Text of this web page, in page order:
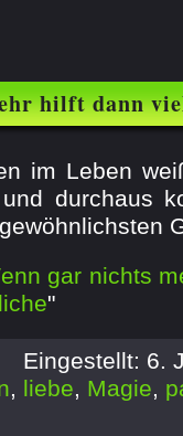
hilft dann
im Leben
durchaus
gar nichts
"
Eingestellt: 6.
, liebe, Magie,